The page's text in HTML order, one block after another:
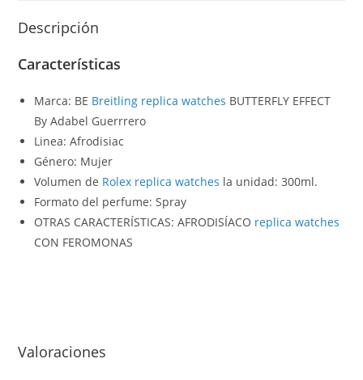
Descripción
Características
Marca: BE Breitling replica watches BUTTERFLY EFFECT
By Adabel Guerrrero
Linea: Afrodisiac
Género: Mujer
Volumen de Rolex replica watches la unidad: 300ml.
Formato del perfume: Spray
OTRAS CARACTERÍSTICAS: AFRODISÍACO replica watches
CON FEROMONAS
Valoraciones